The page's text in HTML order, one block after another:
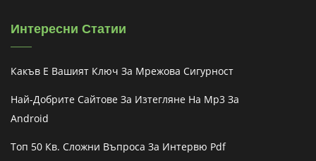
Интересни Статии
Какъв Е Вашият Ключ За Мрежова Сигурност
Най-Добрите Сайтове За Изтегляне На Mp3 За
Android
Топ 50 Кв. Сложни Въпроса За Интервю Pdf